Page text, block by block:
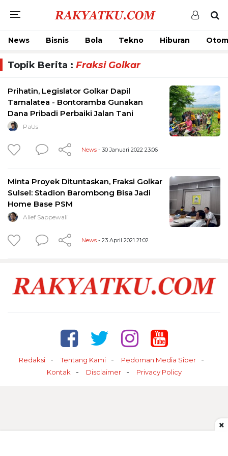
News Bisnis Bola Tekno Hiburan
Topik Berita : Fraksi Golkar
Prihatin, Legislator Golkar Dapil
Tamalatea - Bontoramba Gunakan
Dana Pribadi Perbaiki Jalan Tani
PaUs
News - 30 Januari 2022 23:06
Minta Proyek Dituntaskan, Fraksi Golkar
Sulsel: Stadion Barombong Bisa Jadi
Home Base PSM
Alief Sappewali
News - 23 April 2021 21:02
Redaksi Tentang Kami
Pedoman Media Siber
Kontak
Disclaimer Privacy Policy
×